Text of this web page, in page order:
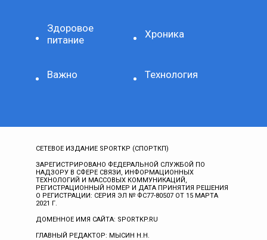
Здоровое
питание
Хроника
Важно Технология
СЕТЕВОЕ ИЗДАНИЕ SPORTKP (СПОРТКП)
ЗАРЕГИСТРИРОВАНО ФЕДЕРАЛЬНОЙ СЛУЖБОЙ ПО
НАДЗОРУ В СФЕРЕ СВЯЗИ, ИНФОРМАЦИОННЫХ
ТЕХНОЛОГИЙ И МАССОВЫХ КОММУНИКАЦИЙ,
РЕГИСТРАЦИОННЫЙ НОМЕР И ДАТА ПРИНЯТИЯ РЕШЕНИЯ
О РЕГИСТРАЦИИ: СЕРИЯ ЭЛ № ФС77-80507 ОТ 15 МАРТА
2021 Г.
ДОМЕННОЕ ИМЯ САЙТА: SPORTKP.RU
ГЛАВНЫЙ РЕДАКТОР: МЫСИН Н.Н.